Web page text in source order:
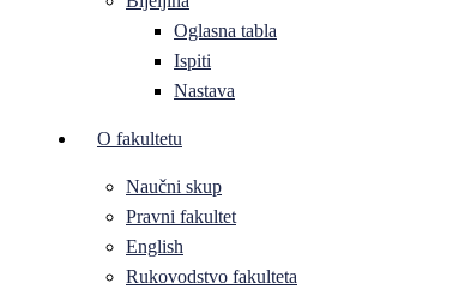
Oglasna tabla
Ispiti
Nastava
O fakultetu
Naučni skup
Pravni fakultet
English
Rukovodstvo fakulteta